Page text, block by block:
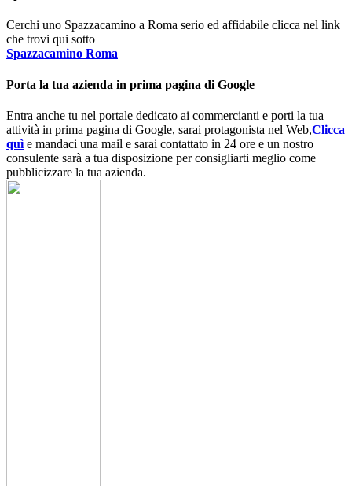
Cerchi uno Spazzacamino a Roma serio ed affidabile clicca nel link
che trovi qui sotto
Spazzacamino Roma
Porta la tua azienda in prima pagina di Google
Entra anche tu nel portale dedicato ai commercianti e porti la tua
attività in prima pagina di Google, sarai protagonista nel Web,Clicca
quì e mandaci una mail e sarai contattato in 24 ore e un nostro
consulente sarà a tua disposizione per consigliarti meglio come
pubblicizzare la tua azienda.